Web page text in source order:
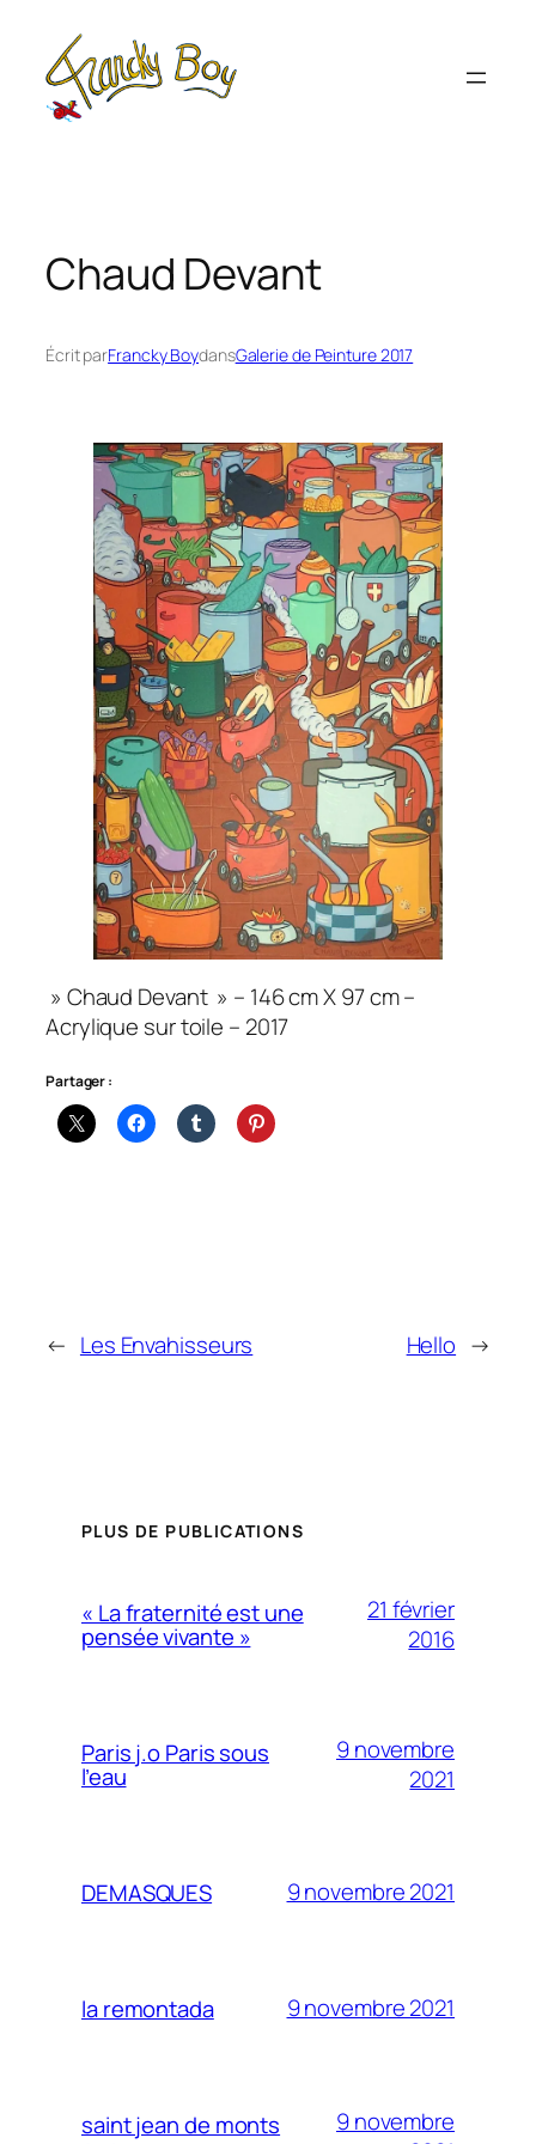
contenu
Chaud Devant
Écrit parFrancky BoydansGalerie de Peinture 2017
» Chaud Devant » – 146 cm X 97 cm –
Acrylique sur toile – 2017
Partager :
← Les Envahisseurs Hello →
PLUS DE PUBLICATIONS
« La fraternité est une
pensée vivante »
21 février
2016
Paris j.o Paris sous
l’eau
9 novembre
2021
DEMASQUES 9 novembre 2021
la remontada 9 novembre 2021
saint jean de monts
9 novembre